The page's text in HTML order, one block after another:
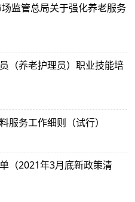
场监管总局关于强化养老服务
（养老护理员）职业技能培
服务工作细则（试行）
（2021年3月底新政策清